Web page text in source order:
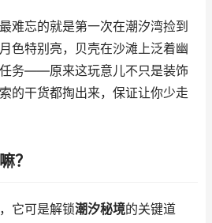
难忘的就是第一次在潮汐湾捡到
色特别亮，贝壳在沙滩上泛着幽
务——原来这玩意儿不只是装饰
的干货都掏出来，保证让你少走
？
它可是解锁潮汐秘境的关键道